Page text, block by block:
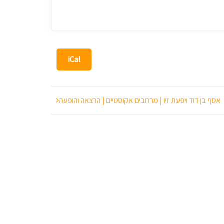
iCal
אסף בן דוד ויפעת זיו | מרחבים אקוסטיים | הרצאה והופעה